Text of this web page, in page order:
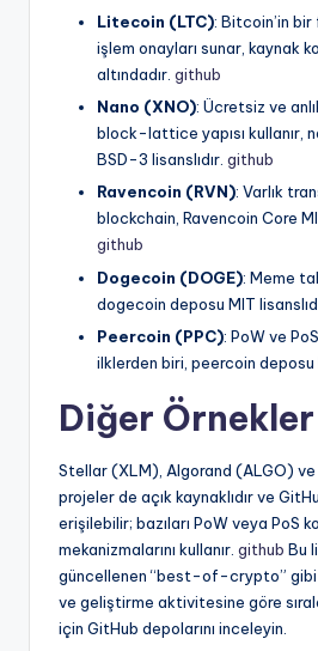
Litecoin (LTC): Bitcoin’in bir
işlem onayları sunar, kaynak
altındadır. github
Nano (XNO): Ücretsiz ve
block-lattice yapısı kullanır,
BSD-3 lisanslıdır. github
Ravencoin (RVN): Varlık
blockchain, Ravencoin Core
github
Dogecoin (DOGE): Meme
dogecoin deposu MIT
Peercoin (PPC): PoW ve
ilklerden biri, peercoin deposu
Diğer Örnekler
Stellar (XLM), Algorand (ALGO) ve
projeler de açık kaynaklıdır ve
erişilebilir; bazıları PoW veya PoS
mekanizmalarını kullanır. github Bu
güncellenen “best-of-crypto” gibi
ve geliştirme aktivitesine göre
için GitHub depolarını inceleyin.